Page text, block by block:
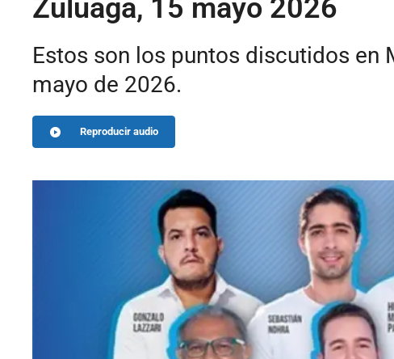
Zuluaga, 15 mayo 2026
Estos son los puntos discutidos en
mayo de 2026.
Reproducir audio